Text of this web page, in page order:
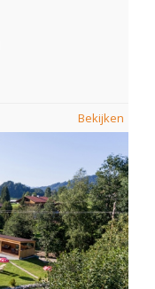
Bekijken